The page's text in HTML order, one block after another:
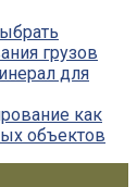
грузов
для
как
объектов